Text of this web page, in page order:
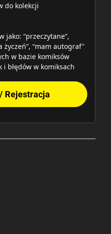
do kolekcji
jako: “przeczytane”,
życzeń”, “mam autograf"
w bazie komiksów
i błędów w komiksach
Rejestracja